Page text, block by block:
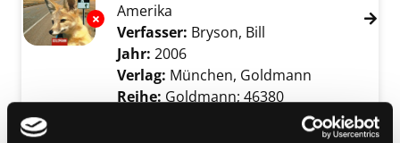
Exemplar-Details von Strassen der
Amerika
Verfasser: Bryson, Bill
Jahr: 2006
Verlag: München, Goldmann
Reihe: Goldmann; 46380